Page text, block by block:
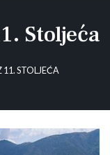
Stoljeća
11. STOLJEĆA